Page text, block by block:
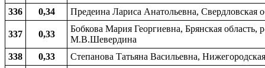
336
0,34 Предеина Лариса Анатольевна, Свердловская
337 0,33
Бобкова Мария Георгиевна, Брянская
М.В.Шевердина
338
0,33
Степанова Татьяна Васильевна,